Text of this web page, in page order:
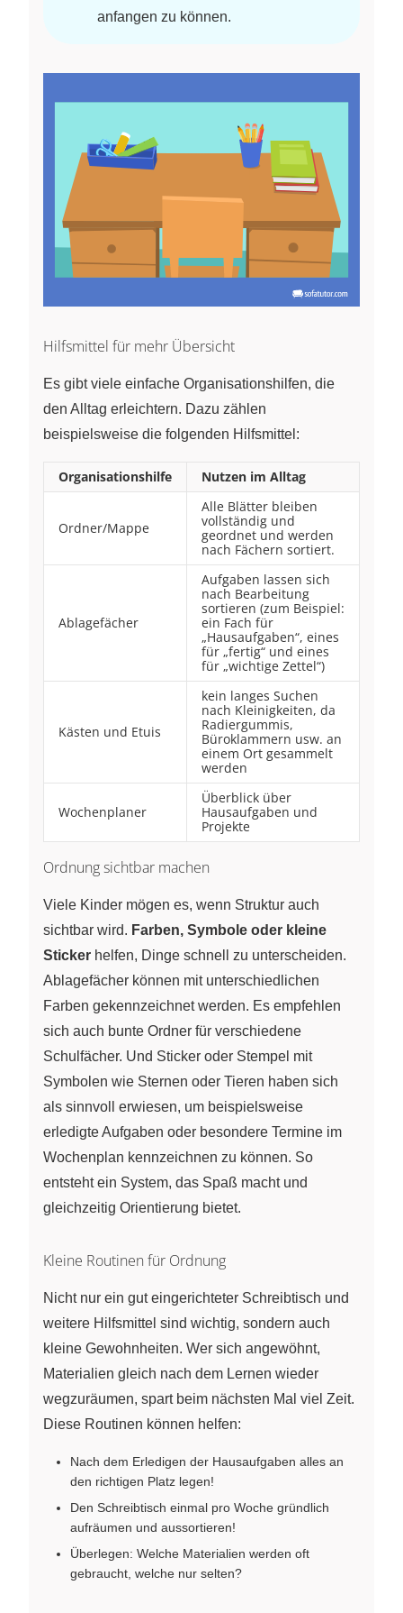
anfangen zu können.
Hilfsmittel für mehr Übersicht
Es gibt viele einfache Organisationshilfen, die
den Alltag erleichtern. Dazu zählen
beispielsweise die folgenden Hilfsmittel:
Organisationshilfe Nutzen im Alltag
Ordner/Mappe
Alle Blätter bleiben
vollständig und
geordnet und werden
nach Fächern sortiert.
Ablagefächer
Aufgaben lassen sich
nach Bearbeitung
sortieren (zum Beispiel:
ein Fach für
„Hausaufgaben“, eines
für „fertig“ und eines
für „wichtige Zettel“)
Kästen und Etuis
kein langes Suchen
nach Kleinigkeiten, da
Radiergummis,
Büroklammern usw. an
einem Ort gesammelt
werden
Wochenplaner
Überblick über
Hausaufgaben und
Projekte
Ordnung sichtbar machen
Viele Kinder mögen es, wenn Struktur auch
sichtbar wird. Farben, Symbole oder kleine
Sticker helfen, Dinge schnell zu unterscheiden.
Ablagefächer können mit unterschiedlichen
Farben gekennzeichnet werden. Es empfehlen
sich auch bunte Ordner für verschiedene
Schulfächer. Und Sticker oder Stempel mit
Symbolen wie Sternen oder Tieren haben sich
als sinnvoll erwiesen, um beispielsweise
erledigte Aufgaben oder besondere Termine im
Wochenplan kennzeichnen zu können. So
entsteht ein System, das Spaß macht und
gleichzeitig Orientierung bietet.
Kleine Routinen für Ordnung
Nicht nur ein gut eingerichteter Schreibtisch und
weitere Hilfsmittel sind wichtig, sondern auch
kleine Gewohnheiten. Wer sich angewöhnt,
Materialien gleich nach dem Lernen wieder
wegzuräumen, spart beim nächsten Mal viel Zeit.
Diese Routinen können helfen:
Nach dem Erledigen der Hausaufgaben alles an
den richtigen Platz legen!
Den Schreibtisch einmal pro Woche gründlich
aufräumen und aussortieren!
Überlegen: Welche Materialien werden oft
gebraucht, welche nur selten?